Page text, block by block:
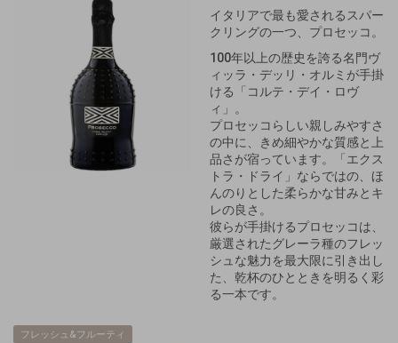
イタリアで最も愛されるスパー
クリングの一つ、プロセッコ。
100年以上の歴史を誇る名門ヴ
ィッラ・デッリ・オルミが手掛
ける「コルテ・デイ・ロヴ
ィ」。
プロセッコらしい親しみやすさ
の中に、きめ細やかな質感と上
品さが宿っています。「エクス
トラ・ドライ」ならではの、ほ
んのりとした柔らかな甘みとキ
レの良さ。
彼らが手掛けるプロセッコは、
厳選されたグレーラ種のフレッ
シュな魅力を最大限に引き出し
た、乾杯のひとときを明るく彩
る一本です。
フレッシュ&フルーティ